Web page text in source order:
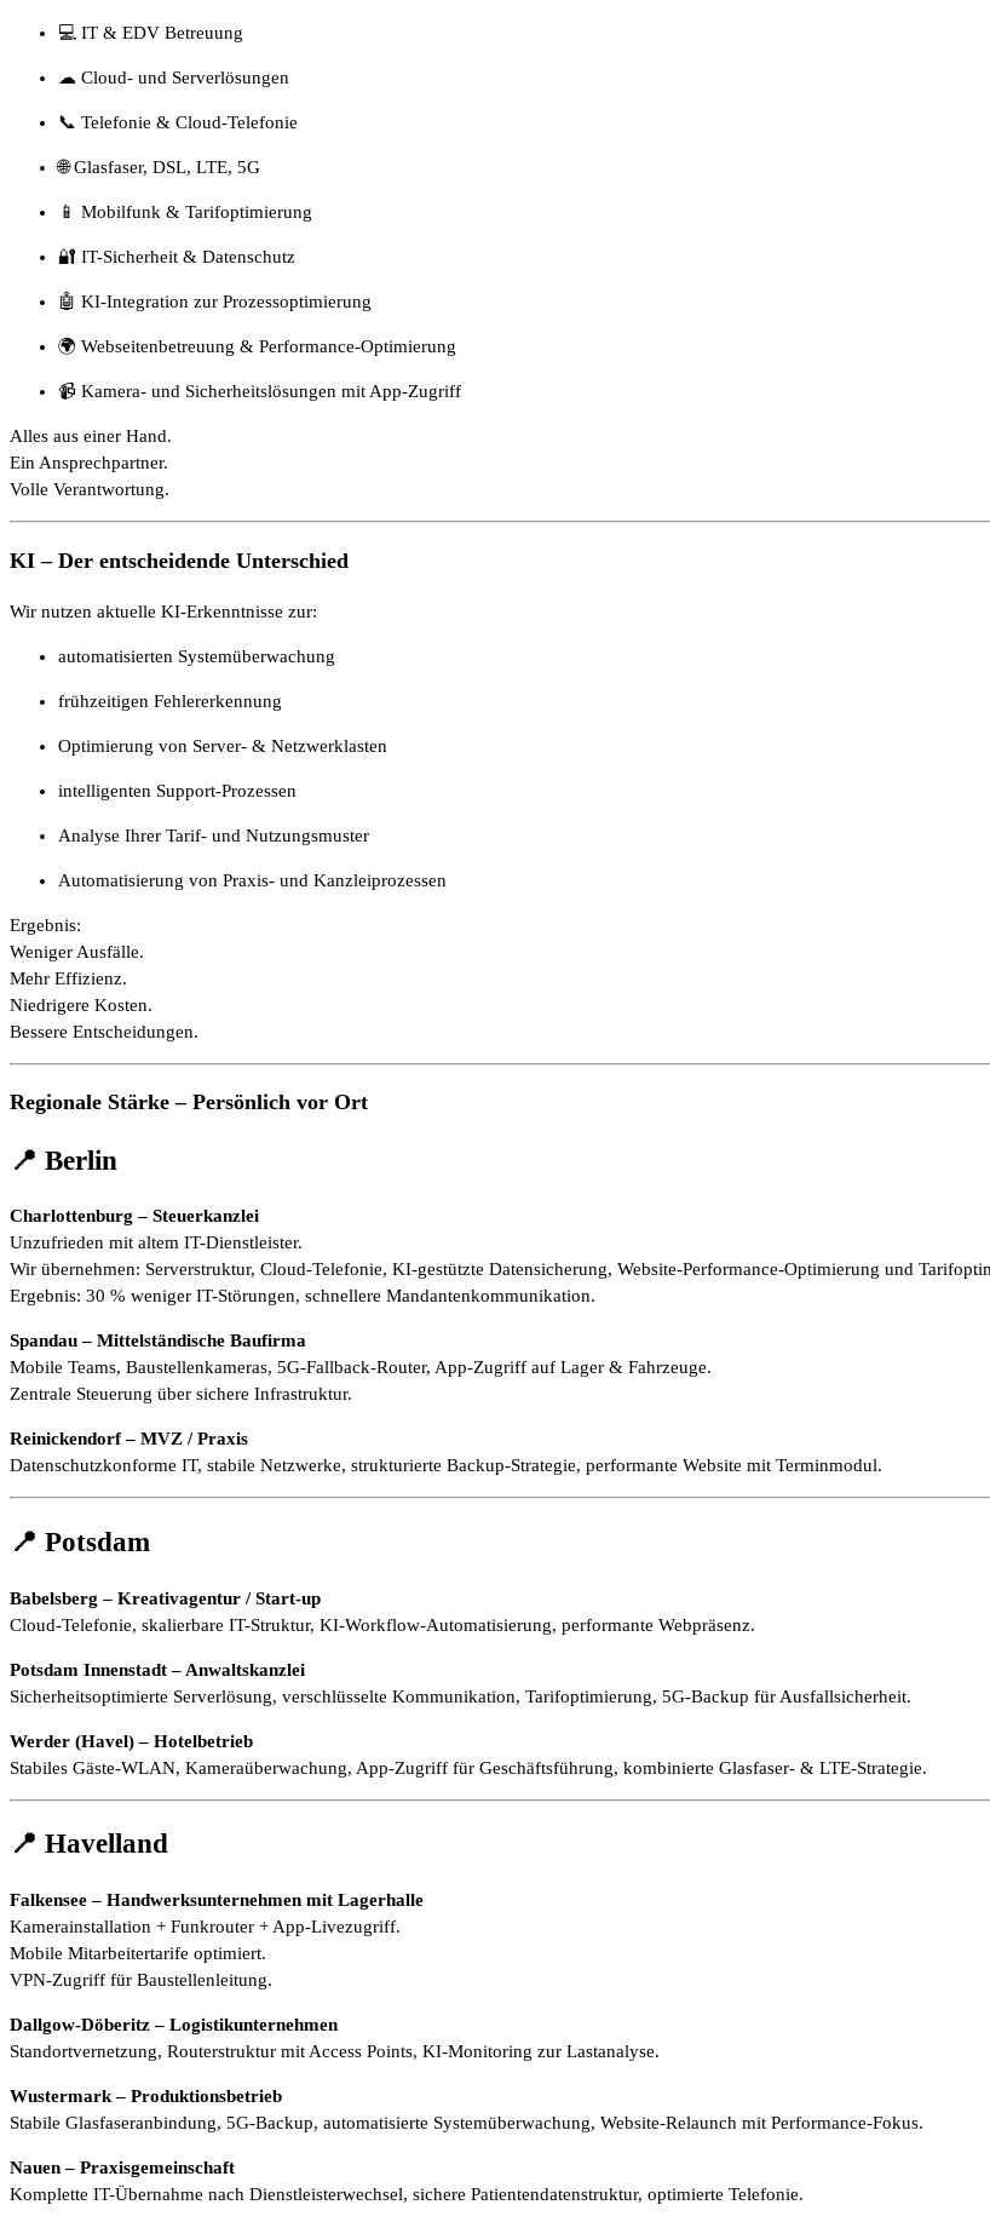
💻 IT & EDV Betreuung
☁ Cloud- und Serverlösungen
📞 Telefonie & Cloud-Telefonie
🌐 Glasfaser, DSL, LTE, 5G
📱 Mobilfunk & Tarifoptimierung
🔐 IT-Sicherheit & Datenschutz
🤖 KI-Integration zur Prozessoptimierung
🌍 Webseitenbetreuung & Performance-Optimierung
📹 Kamera- und Sicherheitslösungen mit App-Zugriff
Alles aus einer Hand.
Ein Ansprechpartner.
Volle Verantwortung.
KI – Der entscheidende Unterschied
Wir nutzen aktuelle KI-Erkenntnisse zur:
automatisierten Systemüberwachung
frühzeitigen Fehlererkennung
Optimierung von Server- & Netzwerklasten
intelligenten Support-Prozessen
Analyse Ihrer Tarif- und Nutzungsmuster
Automatisierung von Praxis- und Kanzleiprozessen
Ergebnis:
Weniger Ausfälle.
Mehr Effizienz.
Niedrigere Kosten.
Bessere Entscheidungen.
Regionale Stärke – Persönlich vor Ort
📍 Berlin
Charlottenburg – Steuerkanzlei
Unzufrieden mit altem IT-Dienstleister.
Wir übernehmen: Serverstruktur, Cloud-Telefonie, KI-gestützte Datensicherung, Website-Performance-Optimierung und
Ergebnis: 30 % weniger IT-Störungen, schnellere Mandantenkommunikation.
Spandau – Mittelständische Baufirma
Mobile Teams, Baustellenkameras, 5G-Fallback-Router, App-Zugriff auf Lager & Fahrzeuge.
Zentrale Steuerung über sichere Infrastruktur.
Reinickendorf – MVZ / Praxis
Datenschutzkonforme IT, stabile Netzwerke, strukturierte Backup-Strategie, performante Website mit Terminmodul.
📍 Potsdam
Babelsberg – Kreativagentur / Start-up
Cloud-Telefonie, skalierbare IT-Struktur, KI-Workflow-Automatisierung, performante Webpräsenz.
Potsdam Innenstadt – Anwaltskanzlei
Sicherheitsoptimierte Serverlösung, verschlüsselte Kommunikation, Tarifoptimierung, 5G-Backup für Ausfallsicherheit.
Werder (Havel) – Hotelbetrieb
Stabiles Gäste-WLAN, Kameraüberwachung, App-Zugriff für Geschäftsführung, kombinierte Glasfaser- & LTE-Strategie.
📍 Havelland
Falkensee – Handwerksunternehmen mit Lagerhalle
Kamerainstallation + Funkrouter + App-Livezugriff.
Mobile Mitarbeitertarife optimiert.
VPN-Zugriff für Baustellenleitung.
Dallgow-Döberitz – Logistikunternehmen
Standortvernetzung, Routerstruktur mit Access Points, KI-Monitoring zur Lastanalyse.
Wustermark – Produktionsbetrieb
Stabile Glasfaseranbindung, 5G-Backup, automatisierte Systemüberwachung, Website-Relaunch mit Performance-Fokus.
Nauen – Praxisgemeinschaft
Komplette IT-Übernahme nach Dienstleisterwechsel, sichere Patientendatenstruktur, optimierte Telefonie.